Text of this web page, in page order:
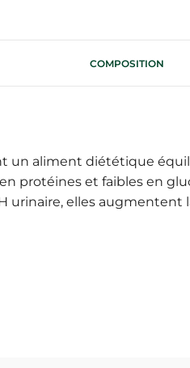
COMPOSITION
un aliment diététique
protéines et faibles en
elles